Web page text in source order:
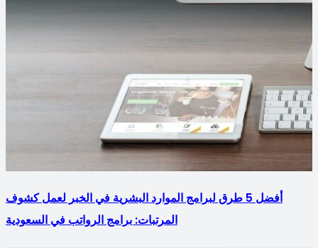
أفضل 5 طرق لبرامج الموارد البشرية في الخبر لعمل كشوف
المرتبات: برامج الرواتب في السعودية